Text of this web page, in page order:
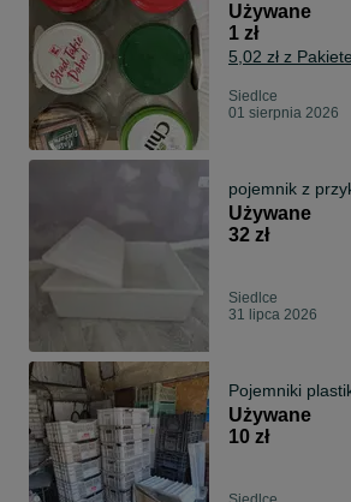
Używane
1 zł
5,02 zł z
Siedlce
01 sierpnia 2026
pojemnik z
Używane
32 zł
Siedlce
31 lipca 2026
Pojemniki
Używane
10 zł